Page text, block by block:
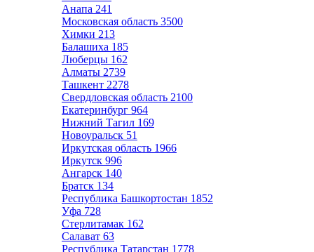
Анапа 241
Московская область 3500
Химки 213
Балашиха 185
Люберцы 162
Алматы 2739
Ташкент 2278
Свердловская область 2100
Екатеринбург 964
Нижний Тагил 169
Новоуральск 51
Иркутская область 1966
Иркутск 996
Ангарск 140
Братск 134
Республика Башкортостан 1852
Уфа 728
Стерлитамак 162
Салават 63
Республика Татарстан 1778